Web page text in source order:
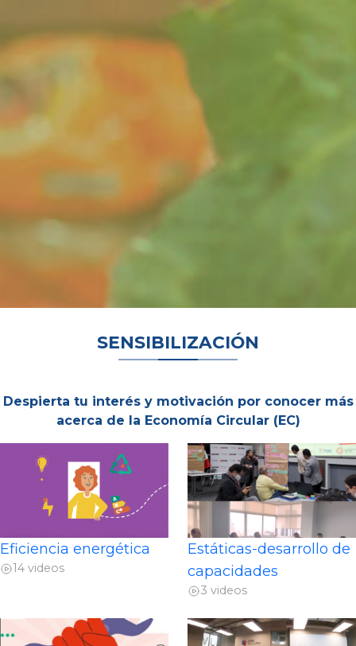
SENSIBILIZACIÓN
Despierta tu interés y motivación por conocer más
acerca de la Economía Circular (EC)
Eficiencia energética
14 videos
Estáticas-desarrollo de
capacidades
3 videos